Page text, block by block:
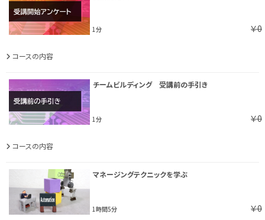
1分 ￥0
コースの内容
チームビルディング 受講前の手引き
1分 ￥0
コースの内容
マネージングテクニックを学ぶ
1時間5分 ￥0